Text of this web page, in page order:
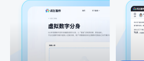
AI+创意
精品声音复刻